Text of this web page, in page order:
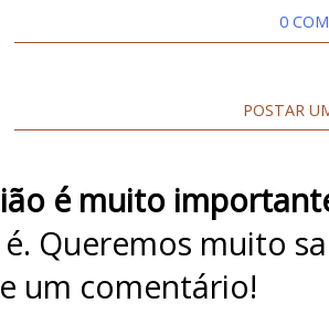
0
POSTAR
é muito
Queremos muito
um comentário!